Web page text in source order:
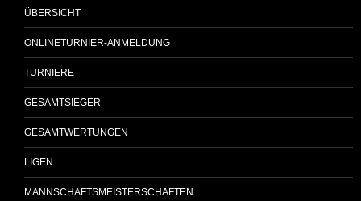
ÜBERSICHT
ONLINETURNIER-ANMELDUNG
TURNIERE
GESAMTSIEGER
GESAMTWERTUNGEN
LIGEN
MANNSCHAFTSMEISTERSCHAFTEN